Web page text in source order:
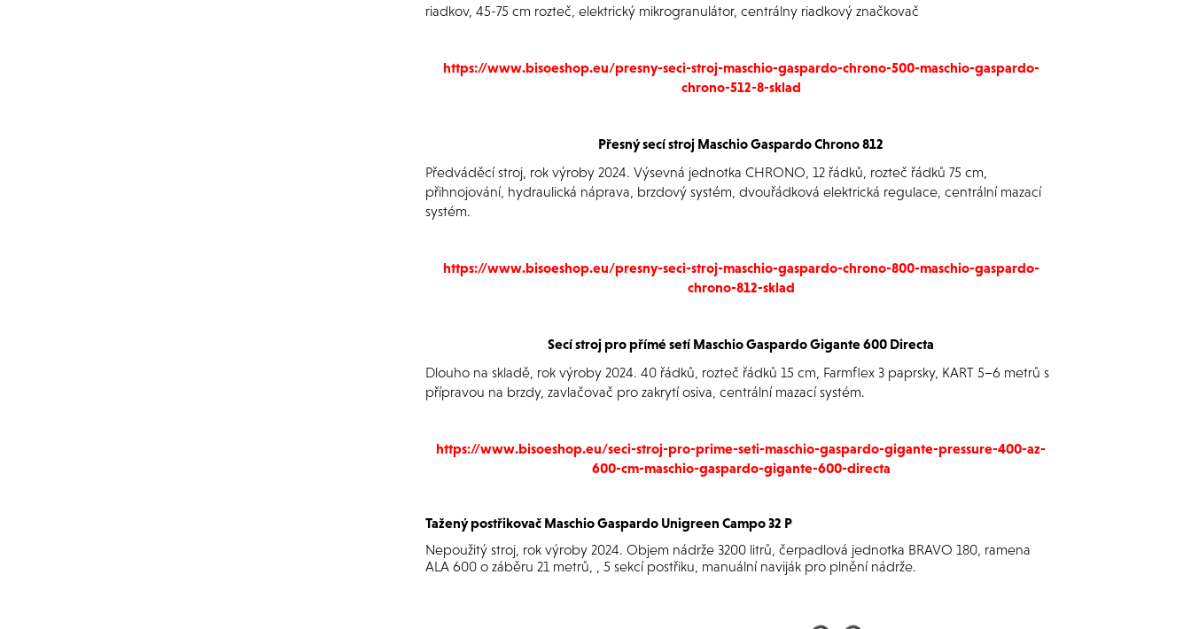
riadkov, 45-75 cm rozteč, elektrický mikrogranulátor, centrálny riadkový značkovač
https://www.bisoeshop.eu/presny-seci-stroj-maschio-gaspardo-chrono-500-maschio-gaspardo-
chrono-512-8-sklad
Přesný secí stroj Maschio Gaspardo Chrono 812
Předváděcí stroj, rok výroby 2024. Výsevná jednotka CHRONO, 12 řádků, rozteč řádků 75 cm,
přihnojování, hydraulická náprava, brzdový systém, dvouřádková elektrická regulace, centrální mazací
systém.
https://www.bisoeshop.eu/presny-seci-stroj-maschio-gaspardo-chrono-800-maschio-gaspardo-
chrono-812-sklad
Secí stroj pro přímé setí Maschio Gaspardo Gigante 600 Directa
Dlouho na skladě, rok výroby 2024. 40 řádků, rozteč řádků 15 cm, Farmflex 3 paprsky, KART 5–6 metrů s
přípravou na brzdy, zavlačovač pro zakrytí osiva, centrální mazací systém.
https://www.bisoeshop.eu/seci-stroj-pro-prime-seti-maschio-gaspardo-gigante-pressure-400-az-
600-cm-maschio-gaspardo-gigante-600-directa
Tažený postřikovač Maschio Gaspardo Unigreen Campo 32 P
Nepoužitý stroj, rok výroby 2024. Objem nádrže 3200 litrů, čerpadlová jednotka BRAVO 180, ramena
ALA 600 o záběru 21 metrů, , 5 sekcí postřiku, manuální naviják pro plnění nádrže.